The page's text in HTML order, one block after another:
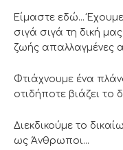
Είμαστε εδώ…
σιγά σιγά τη δική
ζωής απαλλαγμένες
Φτιάχνουμε ένα
οτιδήποτε βιάζει
Διεκδικούμε το
ως Άνθρωποι…